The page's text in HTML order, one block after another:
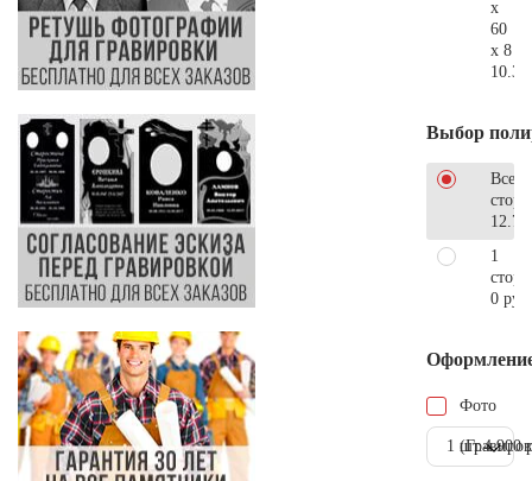
x
60
x 8
Выбор
Все
1
0 руб.
Фото
1 шт.4.900